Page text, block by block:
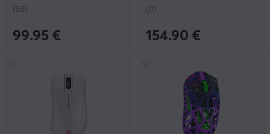
(56)
99.95 €
(0)
154.90 €